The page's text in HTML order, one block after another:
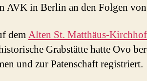
AVK in Berlin an den Folgen
demAlten St. Matthäus-Kirchhof
Grabstätte hatte Ovo
und zur Patenschaft registriert.